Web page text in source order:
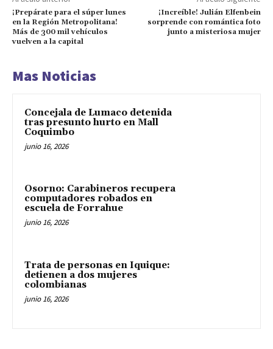
¡Prepárate para el súper lunes
en la Región Metropolitana!
Más de 300 mil vehículos
vuelven a la capital
¡Increíble! Julián Elfenbein
sorprende con romántica foto
junto a misteriosa mujer
Mas Noticias
Concejala de Lumaco detenida
tras presunto hurto en Mall
Coquimbo
junio 16, 2026
Osorno: Carabineros recupera
computadores robados en
escuela de Forrahue
junio 16, 2026
Trata de personas en Iquique:
detienen a dos mujeres
colombianas
junio 16, 2026